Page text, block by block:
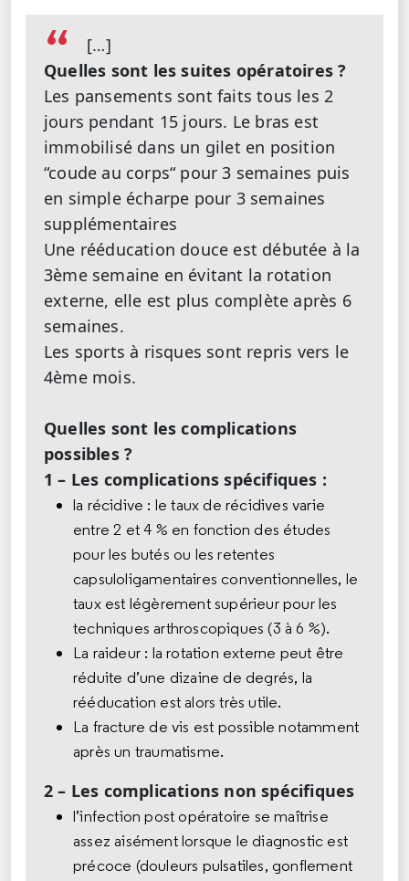
[…]
Quelles sont les suites opératoires ?
Les pansements sont faits tous les 2
jours pendant 15 jours. Le bras est
immobilisé dans un gilet en position
“coude au corps“ pour 3 semaines puis
en simple écharpe pour 3 semaines
supplémentaires
Une rééducation douce est débutée à la
3ème semaine en évitant la rotation
externe, elle est plus complète après 6
semaines.
Les sports à risques sont repris vers le
4ème mois.
Quelles sont les complications
possibles ?
1 – Les complications spécifiques :
la récidive : le taux de récidives varie
entre 2 et 4 % en fonction des études
pour les butés ou les retentes
capsuloligamentaires conventionnelles, le
taux est légèrement supérieur pour les
techniques arthroscopiques (3 à 6 %).
La raideur : la rotation externe peut être
réduite d’une dizaine de degrés, la
rééducation est alors très utile.
La fracture de vis est possible notamment
après un traumatisme.
2 – Les complications non spécifiques
l’infection post opératoire se maîtrise
assez aisément lorsque le diagnostic est
précoce (douleurs pulsatiles, gonflement